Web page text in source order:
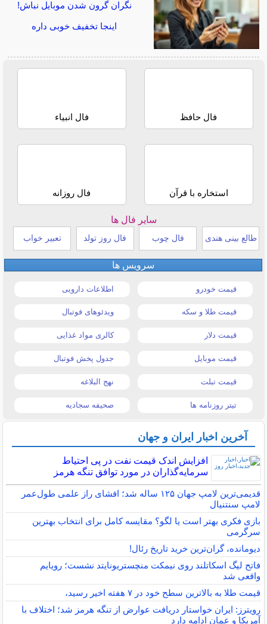
نگران گرون شدن موبایل نباش!
اینجا تخفیف خوبی داره
فال حافظ فال انبیاء
استخاره با قرآن فال روزانه
سایر فال ها
طالع بینی هندی فال چوب فال روز تولد تعبیر خواب
سرویس ها
قیمت خودرو اطلاعات دارویی
قیمت طلا و سکه ویدئوهای فوتبال
قیمت دلار کالری مواد غذایی
قیمت موبایل جدول پخش فوتبال
قیمت تبلت نهج البلاغه
تیتر روزنامه ها صحیفه سجادیه
آخرین اخبار ایران و جهان
افزایش اندک قیمت نفت در پی احتیاط
سرمایه‌گذاران در مورد توافق تنگه هرمز
قدیمی‌ترین لامپ جهان ۱۲۵ ساله شد؛ افشای راز علمی طول‌عمر
لامپ سنتنیال
بازی فکری بهتر است یا لگو؟ مقایسه کامل برای انتخاب بهترین
سرگرمی
دیومانده، گران‌ترین خرید تاریخ رئال!
فاتح لیگ اسکاتلند روی نیمکت منچستریونایتد نشست؛ رویایم
واقعی شد
قیمت طلا به بالاترین سطح خود در ۷ هفته اخیر رسید،
رویترز: ایران خواستار دریافت عوارض از تنگه هرمز شد؛ اختلاف با
آمریکا و عمان ادامه دارد